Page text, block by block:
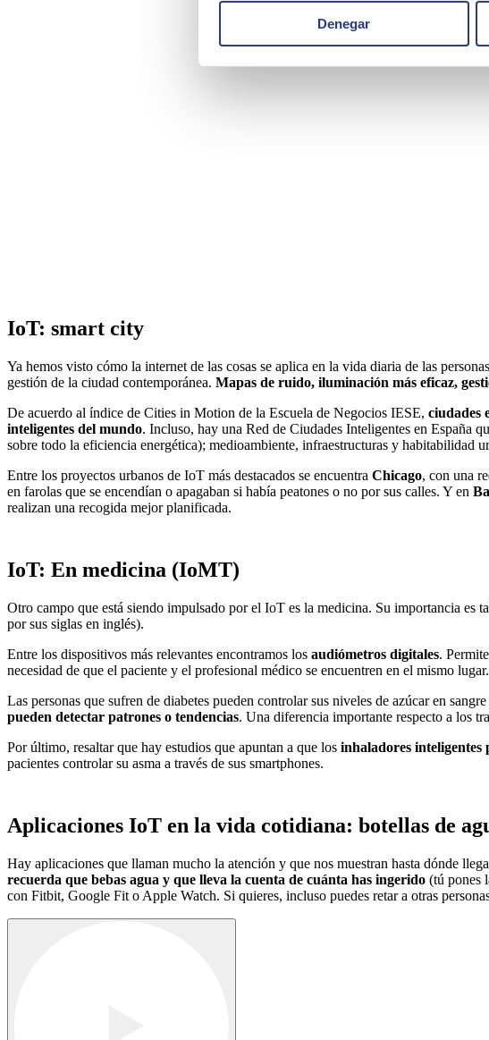
Denegar
IoT: smart city
Ya hemos visto cómo la internet de las cosas se aplica en la vida diaria de las
gestión de la ciudad contemporánea. Mapas de ruido, iluminación más eficaz,
De acuerdo al índice de Cities in Motion de la Escuela de Negocios IESE, ciudades
inteligentes del mundo. Incluso, hay una Red de Ciudades Inteligentes en España
sobre todo la eficiencia energética); medioambiente, infraestructuras y
Entre los proyectos urbanos de IoT más destacados se encuentra Chicago, con una
en farolas que se encendían o apagaban si había peatones o no por sus calles. Y en
realizan una recogida mejor planificada.
IoT: En medicina (IoMT)
Otro campo que está siendo impulsado por el IoT es la medicina. Su importancia es
por sus siglas en inglés).
Entre los dispositivos más relevantes encontramos los audiómetros digitales.
necesidad de que el paciente y el profesional médico se encuentren en el mismo
Las personas que sufren de diabetes pueden controlar sus niveles de azúcar en
pueden detectar patrones o tendencias. Una diferencia importante respecto a los
Por último, resaltar que hay estudios que apuntan a que los inhaladores inteligentes
pacientes controlar su asma a través de sus smartphones.
Aplicaciones IoT en la vida cotidiana: botellas de
Hay aplicaciones que llaman mucho la atención y que nos muestran hasta dónde
recuerda que bebas agua y que lleva la cuenta de cuánta has ingerido (tú pones
con Fitbit, Google Fit o Apple Watch. Si quieres, incluso puedes retar a otras